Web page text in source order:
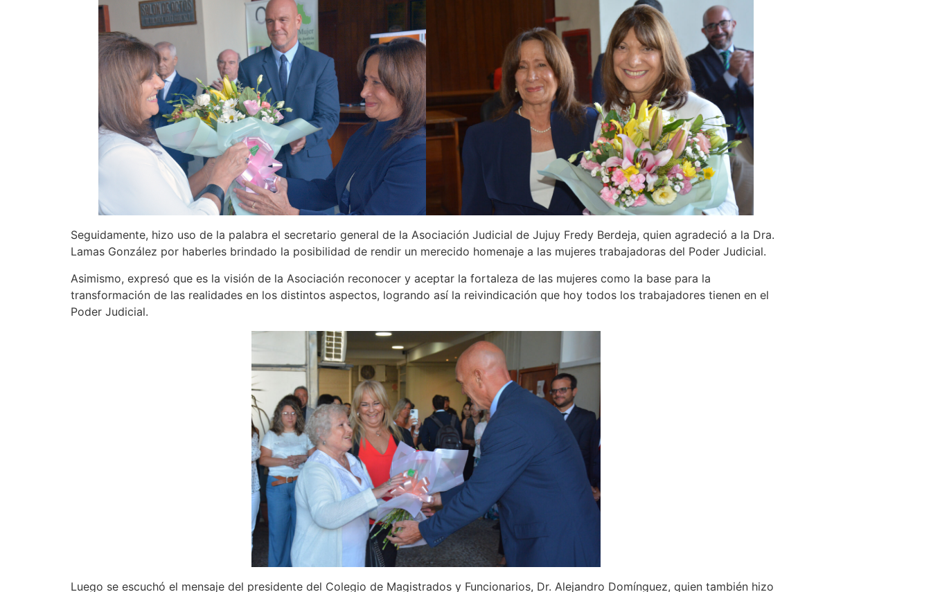
Seguidamente, hizo uso de la palabra el secretario general de la Asociación Judicial de Jujuy Fredy Berdeja, quien agradeció a la Dra.
Lamas González por haberles brindado la posibilidad de rendir un merecido homenaje a las mujeres trabajadoras del Poder Judicial.
Asimismo, expresó que es la visión de la Asociación reconocer y aceptar la fortaleza de las mujeres como la base para la
transformación de las realidades en los distintos aspectos, logrando así la reivindicación que hoy todos los trabajadores tienen en el
Poder Judicial.
Luego se escuchó el mensaje del presidente del Colegio de Magistrados y Funcionarios, Dr. Alejandro Domínguez, quien también hizo